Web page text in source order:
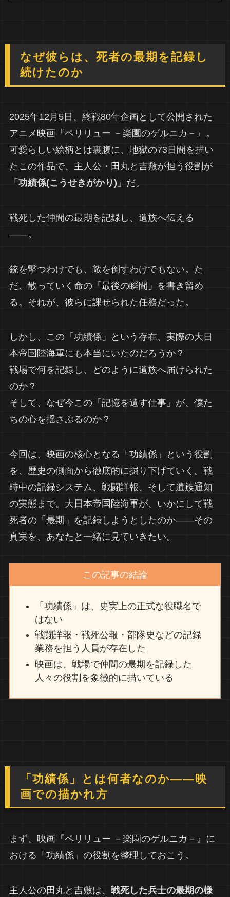
なぜ彼らは、死者の最期を記録し
続けたのか
2025年12月5日、終戦80年企画として公開された
アニメ映画『ペリリュー －楽園のゲルニカ－』。
可愛らしい絵柄とは裏腹に、地獄の73日間を描い
たこの作品で、主人公・田丸と吉敷が担う役割が
「 功績係(こうせきがかり) 」だ。
戦死した仲間の最期を記録し、遺族へ伝える
――。
銃を撃つわけでも、敵を倒すわけでもない。た
だ、散っていく命の「最後の瞬間」を書き留め
る。それが、彼らに課せられた任務だった。
しかし、この「功績係」という存在、実際の大日
本帝国陸海軍にも本当にいたのだろうか？
戦場で何を記録し、どのように遺族へ届けられた
のか？
そして、なぜ今この「記憶を遺す仕事」が、僕た
ちの心を揺さぶるのか？
今回は、映画の核心となる「功績係」という役割
を、歴史の側面から徹底的に掘り下げていく。戦
時中の記録システム、戦闘詳報、そして遺族通知
の実態まで。大日本帝国陸海軍が、いかにして戦
死者の「最期」を記録しようとしたのか――その
真実を、あなたと一緒に見ていきたい。
この記事の結論
「功績係」は、史実上の正式な役職名で
はない
戦闘詳報・戦死公報・部隊史などの記録
業務を担う人員が存在した
映画は、戦場で仲間の最期を記録した
人々の役割を象徴的に描いている
「功績係」とは何者なのか――映
画での描かれ方
まず、映画『ペリリュー －楽園のゲルニカ－』に
おける「功績係」の役割を整理しておこう。
主人公の田丸と吉敷は、 戦死した兵士の最期の様